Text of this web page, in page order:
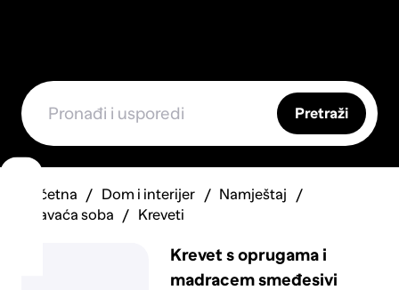
Pretraži
Početna Dom i interijer
Namještaj
Spavaća soba
Kreveti
Krevet s oprugama i
madracem smeđesivi